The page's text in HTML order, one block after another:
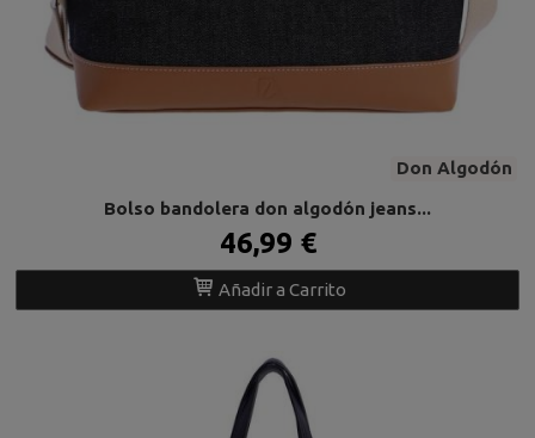
Don Algodón
Bolso bandolera don algodón jeans...
46,99 €
Añadir a Carrito